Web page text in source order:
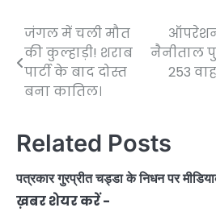
Post
navigation
जंगल में चली मौत
की कुल्हाड़ी! शराब
पार्टी के बाद दोस्त
बना कातिल।
ऑपरेशन
नैनीताल
253
Related Posts
पत्रकार गुरप्रीत चड्डा के निधन पर
ख़बर शेयर करें -